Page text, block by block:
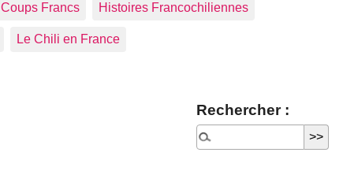
Coups Francs Histoires Francochiliennes
Le Chili en France
Rechercher :